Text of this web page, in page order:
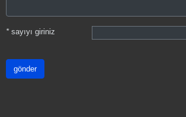
*sayıyı giriniz
gönder